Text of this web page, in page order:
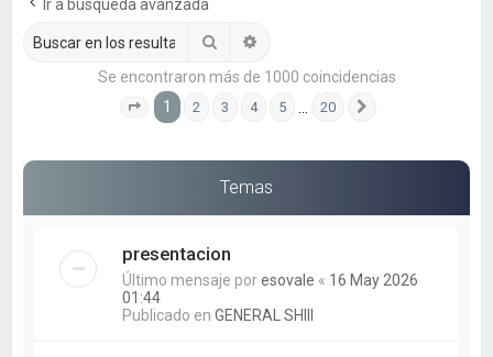
Ir a búsqueda avanzada
Buscar
Se encontraron más de 1000 coincidencias
Página 1de 20
1 2 3 4 5 20
Temas
presentacion
Último mensaje poresovale « 16 May 2026
01:44
Publicado enGENERAL SHIII